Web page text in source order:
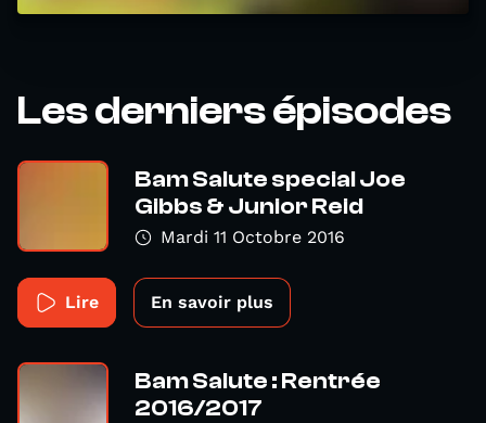
Les derniers épisodes
Bam Salute special Joe
Gibbs & Junior Reid
Mardi 11 Octobre 2016
Lire En savoir plus
Bam Salute : Rentrée
2016/2017